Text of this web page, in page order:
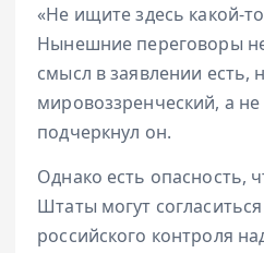
«Не ищите здесь какой-
Нынешние переговоры
смысл в заявлении есть,
мировоззренческий, а
подчеркнул он.
Однако есть опасность,
Штаты могут
российского контроля